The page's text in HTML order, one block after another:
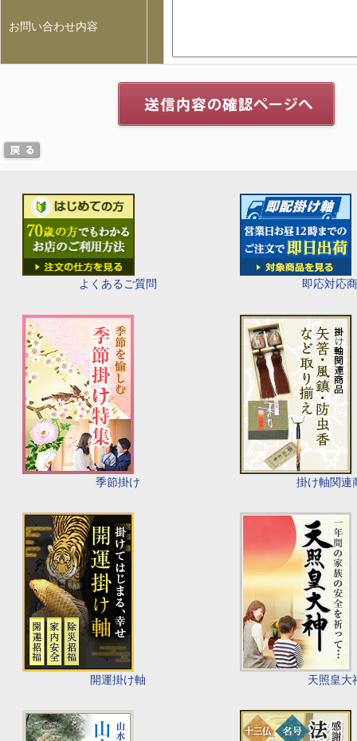
よくあるご質問 即応対応
季節掛け 掛け軸関連
開運掛け軸 天照皇大
お問い合わせ内容